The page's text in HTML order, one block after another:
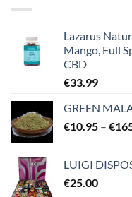
Lazarus
Mango, Full
CBD
€33.99
GREEN
€10.95 – €
LUIGI
€25.00